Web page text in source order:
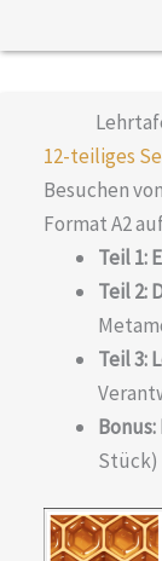
12-teiliges
Besuchen
Format A2
Teil 1:
Teil 2:
Teil 3:
Stück)